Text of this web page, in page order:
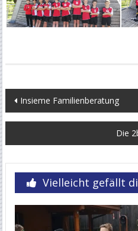
Beitragsnavigation
Insieme Familienberatung
Die
Vielleicht gefällt